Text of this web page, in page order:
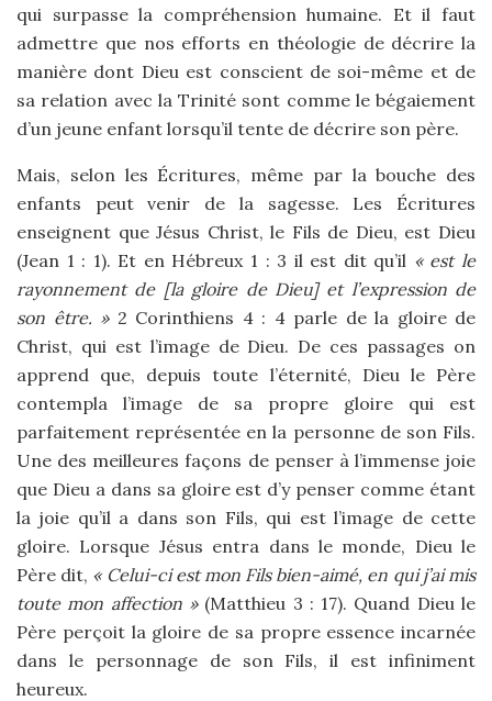
qui surpasse la compréhension humaine. Et il faut
admettre que nos efforts en théologie de décrire la
manière dont Dieu est conscient de soi-même et de
sa relation avec la Trinité sont comme le bégaiement
d’un jeune enfant lorsqu’il tente de décrire son père.
Mais, selon les Écritures, même par la bouche des
enfants peut venir de la sagesse. Les Écritures
enseignent que Jésus Christ, le Fils de Dieu, est Dieu
(Jean 1 : 1). Et en Hébreux 1 : 3 il est dit qu’il « est le
rayonnement de [la gloire de Dieu] et l’expression de
son être. »2 Corinthiens 4 : 4 parle de la gloire de
Christ, qui est l’image de Dieu. De ces passages on
apprend que, depuis toute l’éternité, Dieu le Père
contempla l’image de sa propre gloire qui est
parfaitement représentée en la personne de son Fils.
Une des meilleures façons de penser à l’immense joie
que Dieu a dans sa gloire est d’y penser comme étant
la joie qu’il a dans son Fils, qui est l’image de cette
gloire. Lorsque Jésus entra dans le monde, Dieu le
Père dit, « Celui-ci est mon Fils bien-aimé, en qui j’ai mis
toute mon affection » (Matthieu 3 : 17). Quand Dieu le
Père perçoit la gloire de sa propre essence incarnée
dans le personnage de son Fils, il est infiniment
heureux.